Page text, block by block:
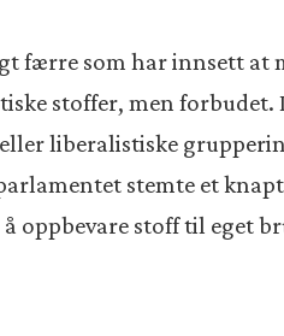
færre som har innsett at
stoffer, men
liberalistiske
stemte et
oppbevare stoff til eget